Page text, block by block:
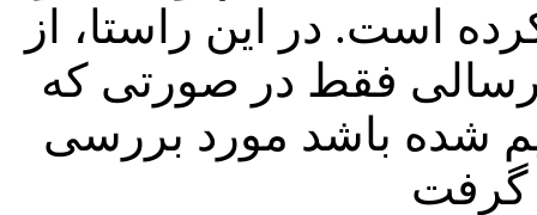
است. در این راستا، از
مقالات ارسالی فقط در صورتی که
شده باشد مورد بررسی